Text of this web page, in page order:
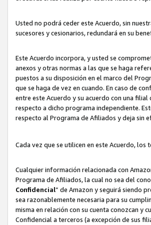
Usted no podrá ceder este Acuerdo, sin
sucesores y cesionarios, redundará en su
Este Acuerdo incorpora, y usted se
anexos y otras normas a las que se haga
puestos a su disposición en el marco del
que se haga de vez en cuando. En caso de
entre este Acuerdo y su acuerdo con una
respecto a dicho programa independiente.
respecto al Programa de Afiliados y deja sin
Cada vez que se utilicen en este Acuerdo,
Cualquier información relacionada con
Programa de Afiliados, la cual no sea del
Confidencial” de Amazon y seguirá siendo
sea razonablemente necesaria para su
misma en relación con su cuenta conozcan y
Confidencial a terceros (a excepción de sus